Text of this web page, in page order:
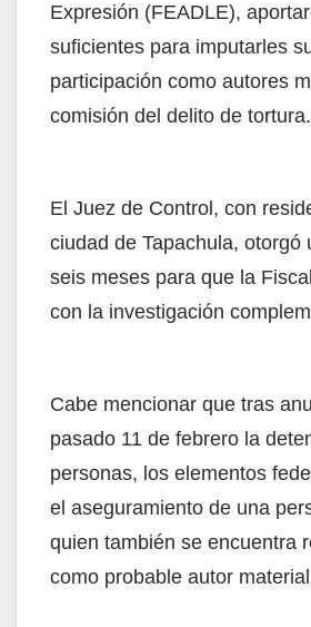
Expresión (FEADLE),
suficientes para imputarles
participación como autores
comisión del delito de tortura.
El Juez de Control, con
ciudad de Tapachula, otorgó
seis meses para que la
con la investigación
Cabe mencionar que tras
pasado 11 de febrero la
personas, los elementos
el aseguramiento de una
quien también se encuentra
como probable autor